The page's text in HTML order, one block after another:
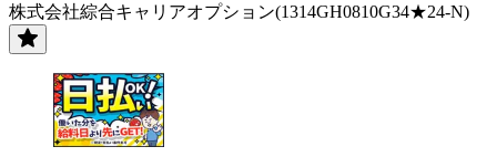
株式会社綜合キャリアオプション(1314GH0810G34★24-N)